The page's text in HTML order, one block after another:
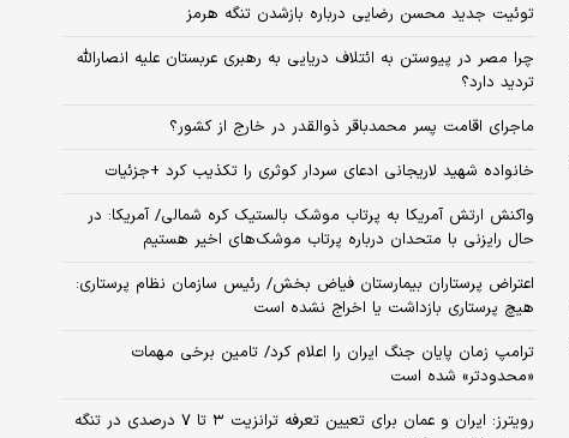
توئیت جدید محسن رضایی درباره بازشدن تنگه هرمز
چرا مصر در پیوستن به ائتلاف دریایی به رهبری عربستان علیه انصارالله
تردید دارد؟
ماجرای اقامت پسر محمدباقر ذوالقدر در خارج از کشور؟
خانواده شهید لاریجانی ادعای سردار کوثری را تکذیب کرد +جزئیات
واکنش ارتش آمریکا به پرتاب موشک بالستیک کره شمالی/ آمریکا: در
حال رایزنی با متحدان درباره پرتاب موشک‌های اخیر هستیم
اعتراض پرستاران بیمارستان فیاض بخش/ رئیس سازمان نظام پرستاری:
هیچ پرستاری بازداشت یا اخراج نشده است
ترامپ زمان پایان جنگ ایران را اعلام کرد/ تامین برخی مهمات
«محدودتر» شده است
رویترز: ایران و عمان برای تعیین تعرفه ترانزیت ۳ تا ۷ درصدی در تنگه